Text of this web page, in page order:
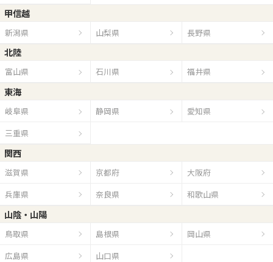
甲信越
新潟県 山梨県 長野県
北陸
富山県 石川県 福井県
東海
岐阜県 静岡県
愛知県
三重県
関西
滋賀県 京都府
大阪府
兵庫県
奈良県 和歌山県
山陰・山陽
鳥取県 島根県
岡山県
広島県
山口県